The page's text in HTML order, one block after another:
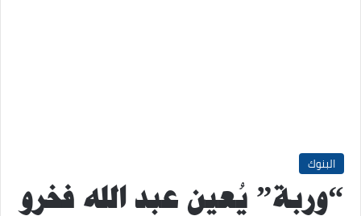
البنوك
“وربة” يُعين عبد الله فخرو